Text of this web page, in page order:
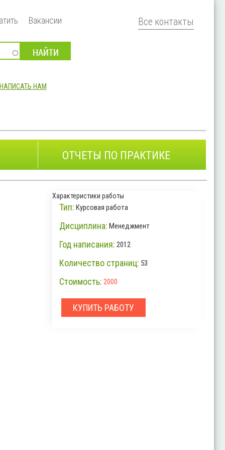
Вакансии
НАПИСАТЬ НАМ
Все контакты
ОТЧЕТЫ ПО ПРАКТИКЕ
Характеристики работы
Тип: Курсовая работа
Дисциплина: Менеджмент
Год написания: 2012
Количество страниц: 53
Стоимость: 2000
КУПИТЬ РАБОТУ